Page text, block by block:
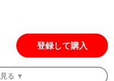
登録して購入
見る ▼